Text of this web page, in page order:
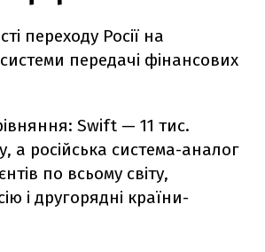
переходу Росії на
передачі фінансових
Swift — 11 тис.
а російська система-аналог
по всьому світу,
і другорядні країни-